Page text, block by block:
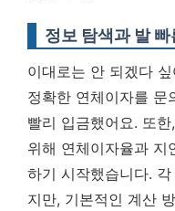
정보 탐색과 발 빠
이대로는 안 되겠다
정확한 연체이자를 문
빨리 입금했어요. 또
위해 연체이자율과 지
하기 시작했습니다.
지만, 기본적인 계산